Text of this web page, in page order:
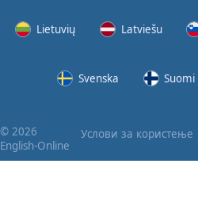
Lietuvių Latviešu
Svenska Suomi
© 2026
English-Online
Услови за користење